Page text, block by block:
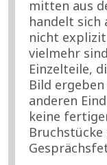
mitten aus
handelt
nicht
vielmehr
Einzelteile,
Bild
anderen
keine
Bruchstücke